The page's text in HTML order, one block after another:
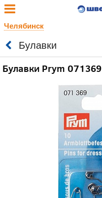
Челябинск
Булавки
Булавки Prym 071369